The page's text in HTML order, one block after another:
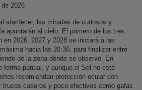
2026
atardecer, las miradas de curiosos y
apuntarán al cielo. El primero de los tres
en 2026, 2027 y 2028 se iniciará a las
hacia las 20:30, para finalizar entre
de la zona dónde se observe. En
forma parcial, y aunque el Sol no esté
recomiendan protección ocular con
trucos caseros y poco efectivos como gafas